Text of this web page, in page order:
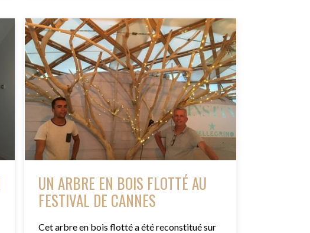
UN ARBRE EN BOIS FLOTTÉ AU
FESTIVAL DE CANNES
Cet arbre en bois flotté a été reconstitué sur